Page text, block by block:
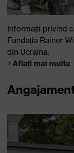
Informații privind
Fundația Rainer
din Ucraina.
Aflați mai multe